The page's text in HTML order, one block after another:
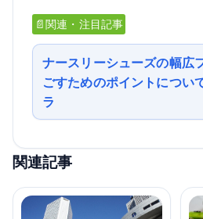
📄関連・注目記事
ナースリーシューズの幅広
ごすためのポイントについ
ラ
関連記事